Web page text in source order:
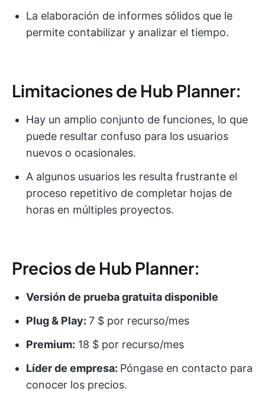
La elaboración de informes sólidos que le
permite contabilizar y analizar el tiempo.
Limitaciones de Hub Planner:
Hay un amplio conjunto de funciones, lo que
puede resultar confuso para los usuarios
nuevos o ocasionales.
A algunos usuarios les resulta frustrante el
proceso repetitivo de completar hojas de
horas en múltiples proyectos.
Precios de Hub Planner:
Versión de prueba gratuita disponible
Plug & Play: 7 $ por recurso/mes
Premium: 18 $ por recurso/mes
Líder de empresa: Póngase en contacto para
conocer los precios.